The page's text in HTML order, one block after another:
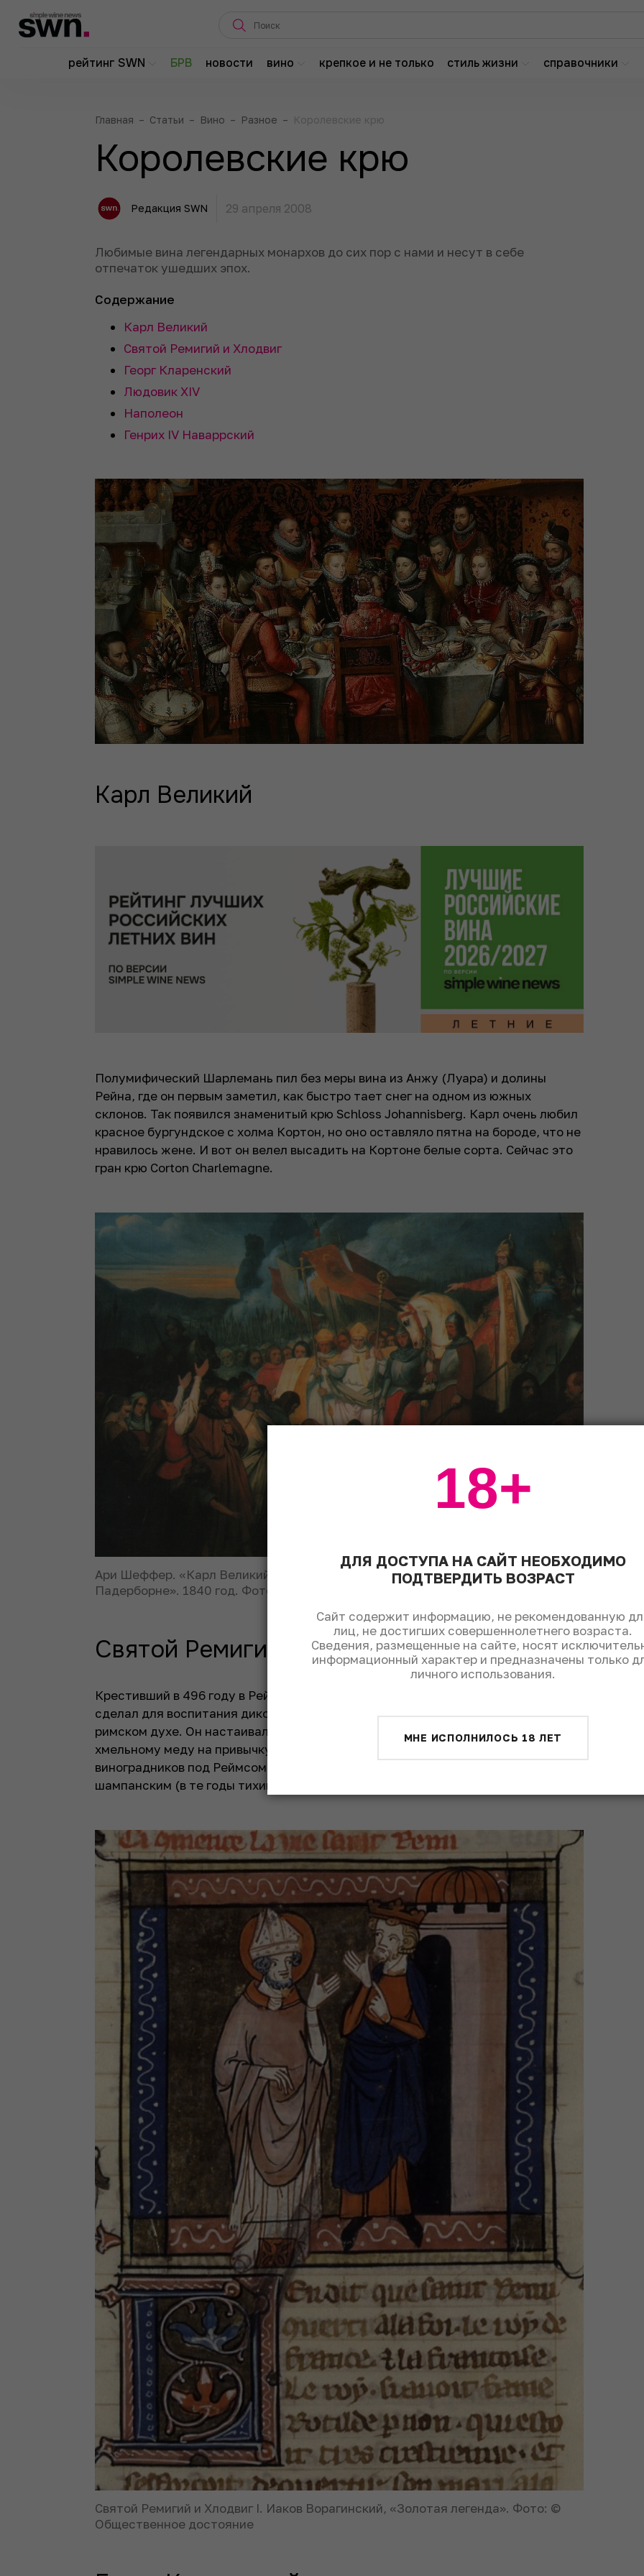
рейтинг SWN БРВ новости вино крепкое и не только стиль жизни справочники
Главная – Статьи – Вино – Разное – Королевские крю
Королевские крю
Редакция SWN 29 апреля 2008
Любимые вина легендарных монархов до сих пор с нами и несут в себе
отпечаток ушедших эпох.
Содержание
Карл Великий
Святой Ремигий и Хлодвиг
Георг Кларенский
Людовик XIV
Наполеон
Генрих IV Наваррский
Карл Великий
Полумифический Шарлемань пил без меры вина из Анжу (Луара) и долины
Рейна, где он первым заметил, как быстро тает снег на одном из южных
склонов. Так появился знаменитый крю Schloss Johannisberg. Карл очень любил
красное бургундское с холма Кортон, но оно оставляло пятна на бороде, что не
нравилось жене. И вот он велел высадить на Кортоне белые сорта. Сейчас это
гран крю Corton Charlemagne.
Ари Шеффер. «Карл Великий принимает капитуляцию Видукинда в
Падерборне». 1840 год. Фото: © Общественное достояние
Святой Ремигий и Хлодвиг
Крестивший в 496 году в Реймсе короля франков Хлодвига святой многое
сделал для воспитания диковатого короля и его свиты в христианском и
римском духе. Он настаивал на замене германского пристрастия к пиву и
хмельному меду на привычку пить вино за трапезой. Вино было местным, с
виноградников под Реймсом. А Рождество 496 года было первым, отмеченным
шампанским (в те годы тихим).
Святой Ремигий и Хлодвиг I. Иаков Ворагинский, «Золотая легенда». Фото: ©
Общественное достояние
ДЛЯ ДОСТУПА НА САЙТ НЕОБХОДИМО
ПОДТВЕРДИТЬ ВОЗРАСТ
Сайт содержит информацию, не рекомендованную
лиц, не достигших совершеннолетнего возраста.
Сведения, размещенные на сайте, носят
информационный характер и предназначены только
личного использования.
МНЕ ИСПОЛНИЛОСЬ 18 ЛЕТ
18+